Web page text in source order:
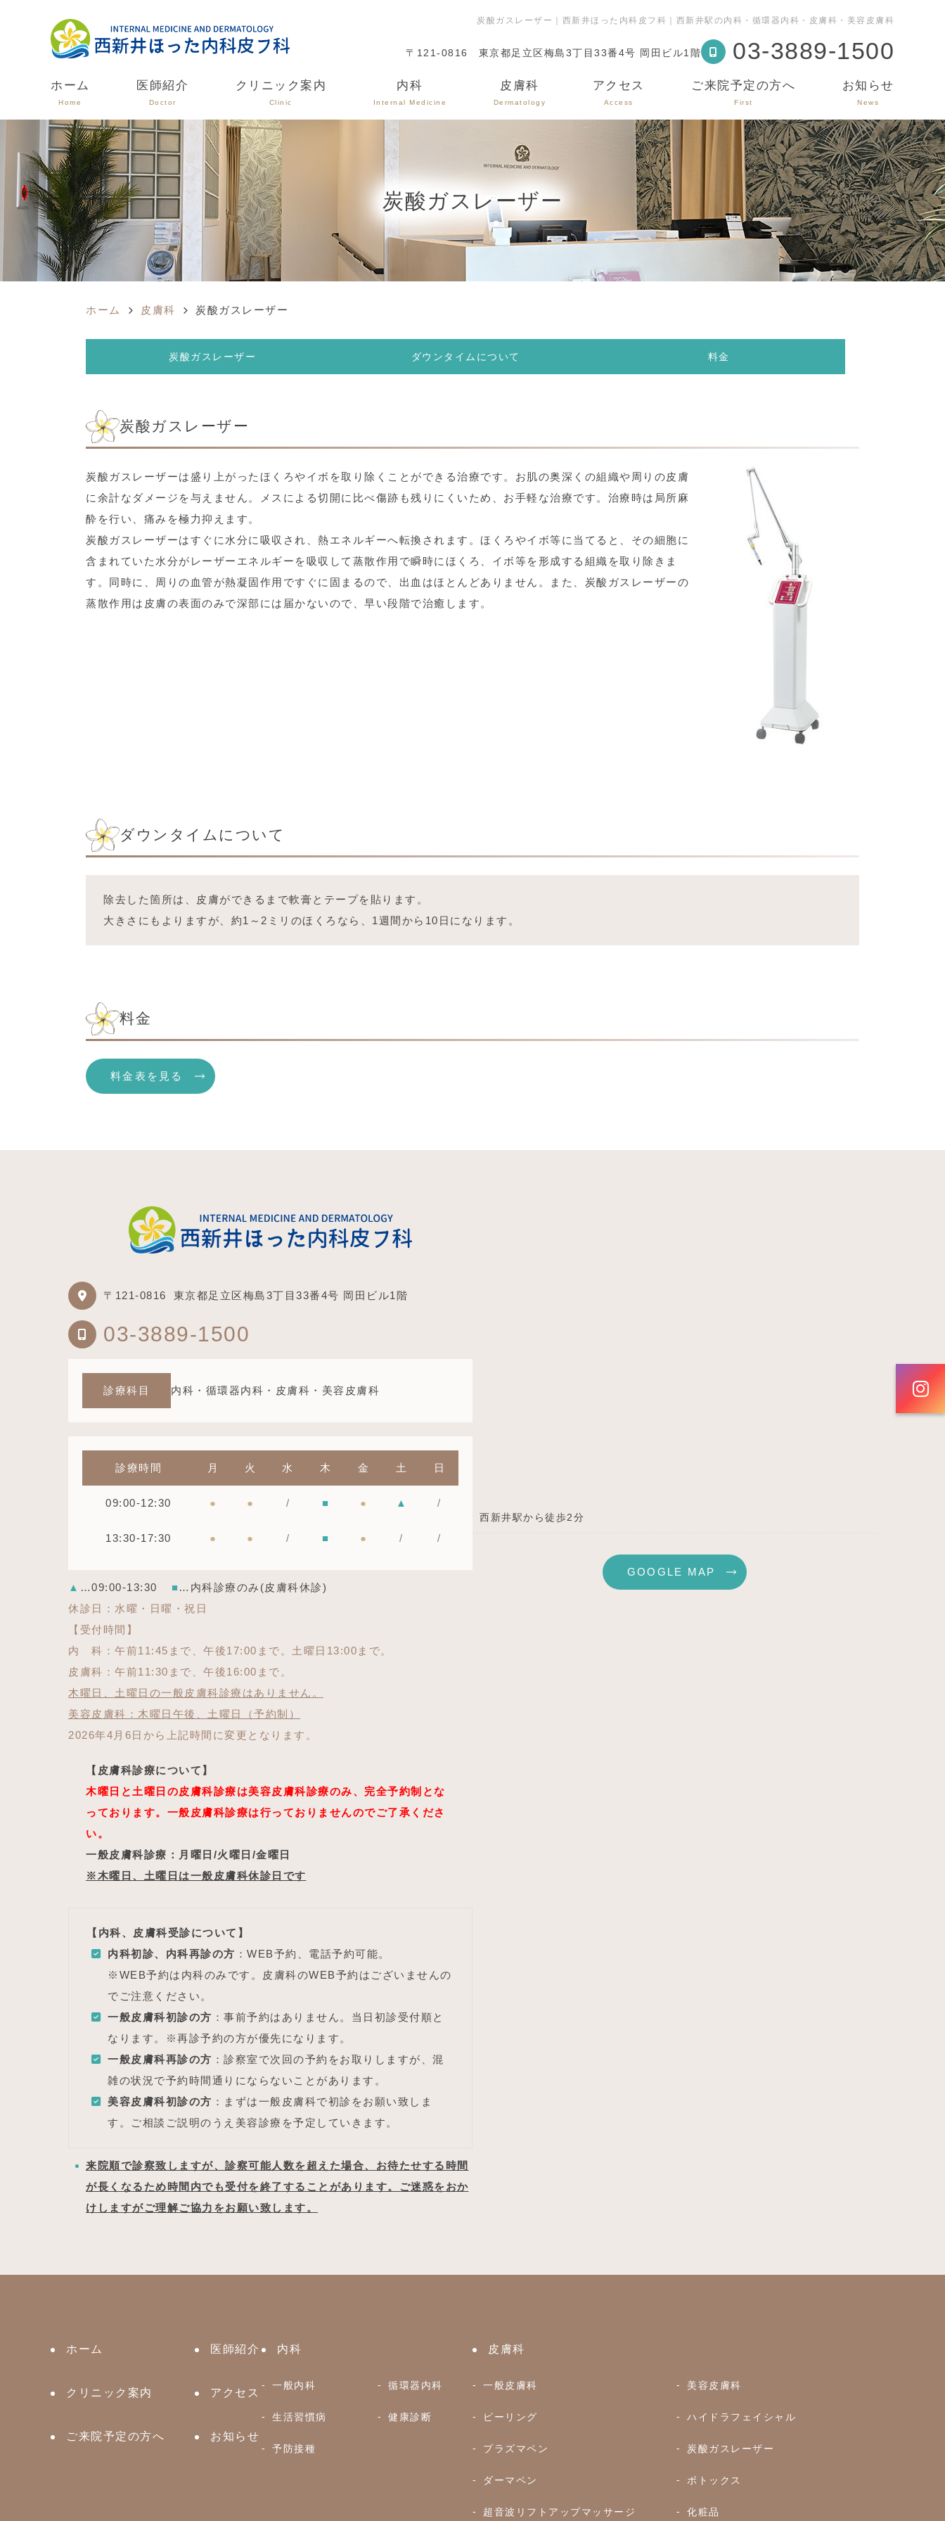
炭酸ガスレーザー｜西新井ほった内科皮フ科｜西新井駅の内科・循環器内科・皮膚科・美容皮膚科
〒121-0816 東京都足立区梅島3丁目33番4号 岡田ビル1階 03-3889-1500
ホーム
Home
医師紹介
Doctor
クリニック案内
Clinic
内科
Internal Medicine
皮膚科
Dermatology
アクセス
Access
ご来院予定の方へ
First
お知らせ
News
炭酸ガスレーザー
ホーム 皮膚科 炭酸ガスレーザー
炭酸ガスレーザー ダウンタイムについて 料金
炭酸ガスレーザー
炭酸ガスレーザーは盛り上がったほくろやイボを取り除くことができる治療です。お肌の奥深くの組織や周りの皮膚
に余計なダメージを与えません。メスによる切開に比べ傷跡も残りにくいため、お手軽な治療です。治療時は局所麻
酔を行い、痛みを極力抑えます。
炭酸ガスレーザーはすぐに水分に吸収され、熱エネルギーへ転換されます。ほくろやイボ等に当てると、その細胞に
含まれていた水分がレーザーエネルギーを吸収して蒸散作用で瞬時にほくろ、イボ等を形成する組織を取り除きま
す。同時に、周りの血管が熱凝固作用ですぐに固まるので、出血はほとんどありません。また、炭酸ガスレーザーの
蒸散作用は皮膚の表面のみで深部には届かないので、早い段階で治癒します。
ダウンタイムについて
除去した箇所は、皮膚ができるまで軟膏とテープを貼ります。
大きさにもよりますが、約1～2ミリのほくろなら、1週間から10日になります。
料金
料金表を見る
〒121-0816 東京都足立区梅島3丁目33番4号 岡田ビル1階
03-3889-1500
診療科目 内科・循環器内科・皮膚科・美容皮膚科
診療時間 月 火 水 木 金 土 日
09:00-12:30 ● ● / ■ ● ▲ /
13:30-17:30 ● ● / ■ ● / /
▲ …09:00-13:30 ■…内科診療のみ(皮膚科休診)
休診日：水曜・日曜・祝日
【受付時間】
内 科：午前11:45まで、午後17:00まで。土曜日13:00まで。
皮膚科：午前11:30まで、午後16:00まで。
木曜日、土曜日の一般皮膚科診療はありません。
美容皮膚科：木曜日午後、土曜日（予約制）
2026年4月6日から上記時間に変更となります。
【皮膚科診療について】
木曜日と土曜日の皮膚科診療は美容皮膚科診療のみ、完全予約制とな
っております。一般皮膚科診療は行っておりませんのでご了承くださ
い。
一般皮膚科診療：月曜日/火曜日/金曜日
※木曜日、土曜日は一般皮膚科休診日です
【内科、皮膚科受診について】
内科初診、内科再診の方 ：WEB予約、電話予約可能。
※WEB予約は内科のみです。皮膚科のWEB予約はございませんの
でご注意ください。
一般皮膚科初診の方 ：事前予約はありません。当日初診受付順と
なります。※再診予約の方が優先になります。
一般皮膚科再診の方 ：診察室で次回の予約をお取りしますが、混
雑の状況で予約時間通りにならないことがあります。
美容皮膚科初診の方 ：まずは一般皮膚科で初診をお願い致しま
す。ご相談ご説明のうえ美容診療を予定していきます。
来院順で診察致しますが、診察可能人数を超えた場合、お待たせする時間
が長くなるため時間内でも受付を終了することがあります。ご迷惑をおか
けしますがご理解ご協力をお願い致します。
西新井駅から徒歩2分
GOOGLE MAP
ホーム 医師紹介
クリニック案内 アクセス
ご来院予定の方へ お知らせ
内科
一般内科 循環器内科
生活習慣病 健康診断
予防接種
皮膚科
一般皮膚科 美容皮膚科
ピーリング ハイドラフェイシャル
プラズマペン 炭酸ガスレーザー
ダーマペン ボトックス
超音波リフトアップマッサージ 化粧品